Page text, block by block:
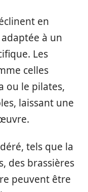
en
à un
Les
celles
ou le pilates,
laissant une
tels que la
des brassières
peuvent être